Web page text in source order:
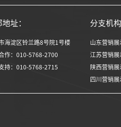
地址：
海淀区铃兰路8号院1号楼
作：010-5768-2700
持：010-5768-2715
分支机构
山东营销
江苏营销展
陕西营销
四川营销